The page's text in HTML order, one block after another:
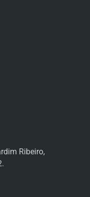
Ribeiro,